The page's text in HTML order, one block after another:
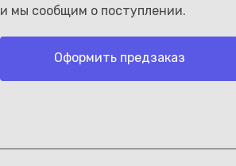
и мы сообщим о поступлении.
Оформить предзаказ